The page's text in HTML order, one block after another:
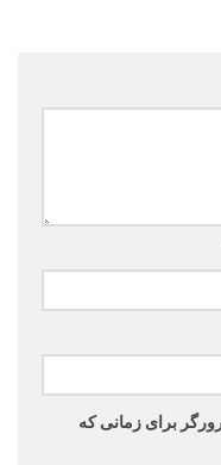
برای زمانی که